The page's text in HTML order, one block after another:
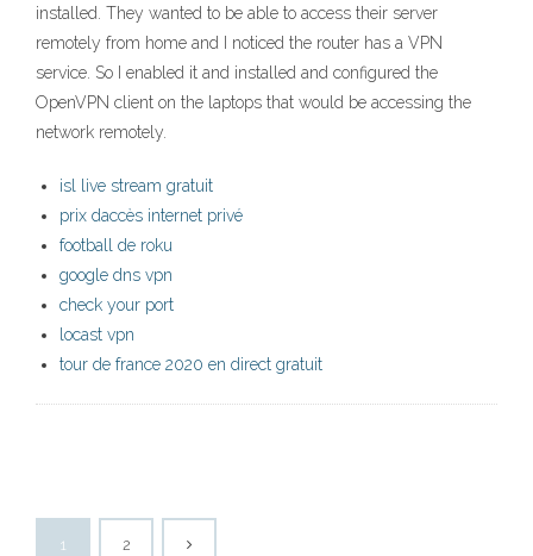
installed. They wanted to be able to access their server
remotely from home and I noticed the router has a VPN
service. So I enabled it and installed and configured the
OpenVPN client on the laptops that would be accessing the
network remotely.
isl live stream gratuit
prix daccès internet privé
football de roku
google dns vpn
check your port
locast vpn
tour de france 2020 en direct gratuit
1 2